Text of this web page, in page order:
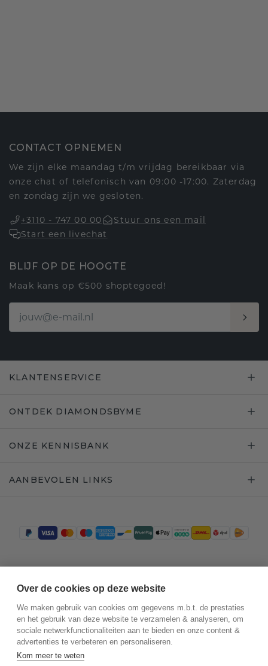
CONTACT OPNEMEN
We zijn elke maandag t/m vrijdag bereikbaar via
onze chat of telefonisch van 09:00 -17:00. Zaterdag
en zondag zijn we gesloten.
+3110 - 747 00 00
Stuur ons een mail
Start een livechat
BLIJF OP DE HOOGTE
Maak kans op €500 shoptegoed!
KLANTENSERVICE
ONTDEK DIAMONDSBYME
ONZE KENNISBANK
AANBEVOLEN LINKS
Over de cookies op deze website
We maken gebruik van cookies om gegevens m.b.t. de prestaties
en het gebruik van deze website te verzamelen & analyseren, om
sociale netwerkfunctionaliteiten aan te bieden en onze content &
advertenties te verbeteren en personaliseren.
Kom meer te weten